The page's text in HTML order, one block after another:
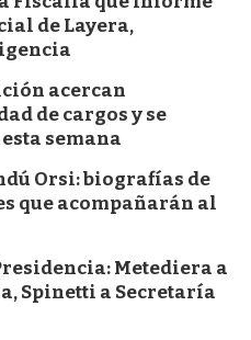
de Layera,
acercan
de cargos y se
semana
Orsi: biografías de
que acompañarán al
Metediera a
Spinetti a Secretaría